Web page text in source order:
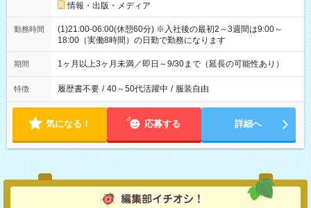
情報・出版・メディア
勤務時間
(1)21:00-06:00(休憩60分) ※入社後の最初2～3週間は9:00～
18:00（実働8時間）の日勤で勤務になります
期間 1ヶ月以上3ヶ月未満／即日～9/30まで（延長の可能性あり）
特徴 履歴書不要 / 40～50代活躍中 / 服装自由
気になる！ 応募する 詳細へ